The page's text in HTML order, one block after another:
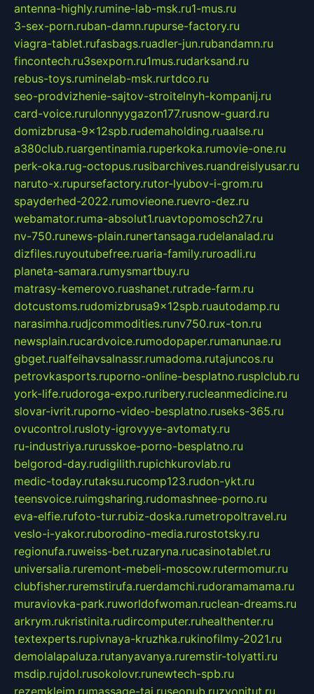
antenna-highly.rumine-lab-msk.ru1-mus.ru
3-sex-porn.ruban-damn.rupurse-factory.ru
viagra-tablet.rufasbags.ruadler-jun.rubandamn.ru
fincontech.ru3sexporn.ru1mus.rudarksand.ru
rebus-toys.ruminelab-msk.rurtdco.ru
seo-prodvizhenie-sajtov-stroitelnyh-kompanij.ru
card-voice.rurulonnyygazon177.rusnow-guard.ru
domizbrusa-9x12spb.rudemaholding.ruaalse.ru
a380club.ruargentinamia.ruperkoka.rumovie-one.ru
perk-oka.rug-octopus.rusibarchives.ruandreislyusar.ru
naruto-x.rupursefactory.rutor-lyubov-i-grom.ru
spayderhed-2022.rumovieone.ruevro-dez.ru
webamator.ruma-absolut1.ruavtopomosch27.ru
nv-750.runews-plain.runertansaga.rudelanalad.ru
dizfiles.ruyoutubefree.ruaria-family.ruroadli.ru
planeta-samara.rumysmartbuy.ru
matrasy-kemerovo.ruashanet.rutrade-farm.ru
dotcustoms.rudomizbrusa9x12spb.ruautodamp.ru
narasimha.rudjcommodities.runv750.rux-ton.ru
newsplain.rucardvoice.rumodopaper.rumanunae.ru
gbget.rualfeihavsalnassr.rumadoma.rutajuncos.ru
petrovkasports.ruporno-online-besplatno.rusplclub.ru
york-life.rudoroga-expo.ruribery.rucleanmedicine.ru
slovar-ivrit.ruporno-video-besplatno.ruseks-365.ru
ovucontrol.rusloty-igrovyye-avtomaty.ru
ru-industriya.rurusskoe-porno-besplatno.ru
belgorod-day.rudigilith.rupichkurovlab.ru
medic-today.rutaksu.rucomp123.rudon-ykt.ru
teensvoice.ruimgsharing.rudomashnee-porno.ru
eva-elfie.rufoto-tur.rubiz-doska.rumetropoltravel.ru
veslo-i-yakor.ruborodino-media.rurostotsky.ru
regionufa.ruweiss-bet.ruzaryna.rucasinotablet.ru
universalia.ruremont-mebeli-moscow.rutermomur.ru
clubfisher.ruremstirufa.ruerdamchi.rudoramamama.ru
muraviovka-park.ruworldofwoman.ruclean-dreams.ru
arkrym.rukristinita.rudircomputer.ruhealthenter.ru
textexperts.rupivnaya-kruzhka.rukinofilmy-2021.ru
demolalapaluza.rutanyavanya.ruremstir-tolyatti.ru
msdip.rujdol.rusokolovr.runewtech-spb.ru
rezemkleim.rumassage-tai.ruseonub.ruzvonitut.ru